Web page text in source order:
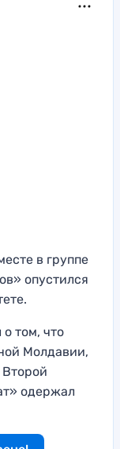
в группе
опустился
том, что
Молдавии,
Второй
одержал